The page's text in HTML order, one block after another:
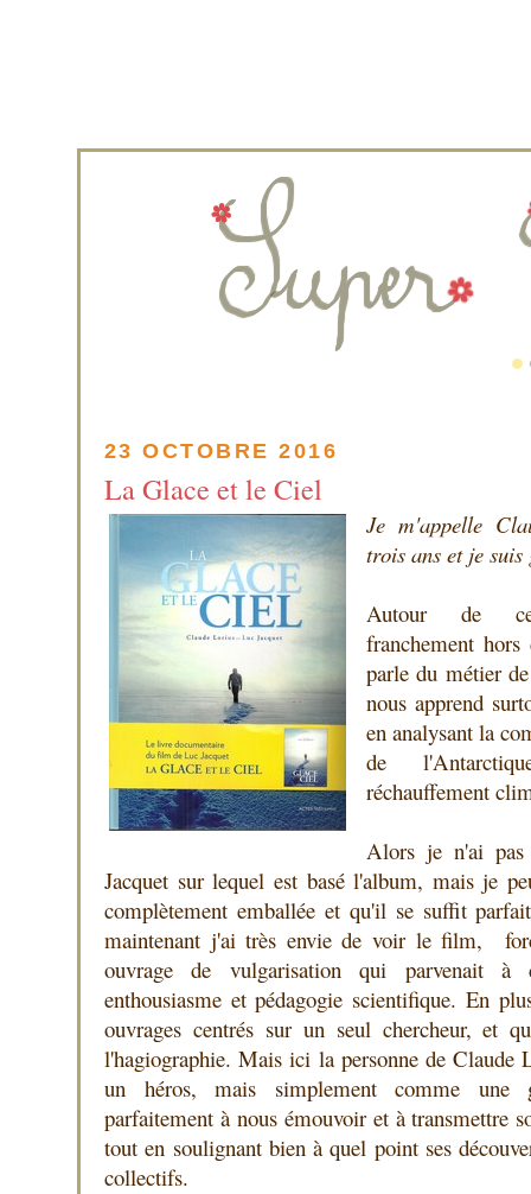
23 OCTOBRE 2016
La Glace et le Ciel
Je m'appelle
trois ans et je
Autour de
franchement
parle du métier
nous apprend
en analysant la
de
réchauffement
Alors je n'ai
Jacquet sur lequel est basé l'album, mais je
complètement emballée et qu'il se suffit
maintenant j'ai très envie de voir le film,
ouvrage de vulgarisation qui parvenait à
enthousiasme et pédagogie scientifique. En
ouvrages centrés sur un seul chercheur, et
l'hagiographie. Mais ici la personne de Claude
un héros, mais simplement comme une
parfaitement à nous émouvoir et à transmettre
tout en soulignant bien à quel point ses
collectifs.